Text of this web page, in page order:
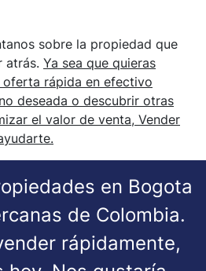
sobre la propiedad que
atrás. Ya sea que quieras
rápida en efectivo
deseada o descubrir otras
el valor de venta, Vender
en Bogota
de Colombia.
rápidamente,